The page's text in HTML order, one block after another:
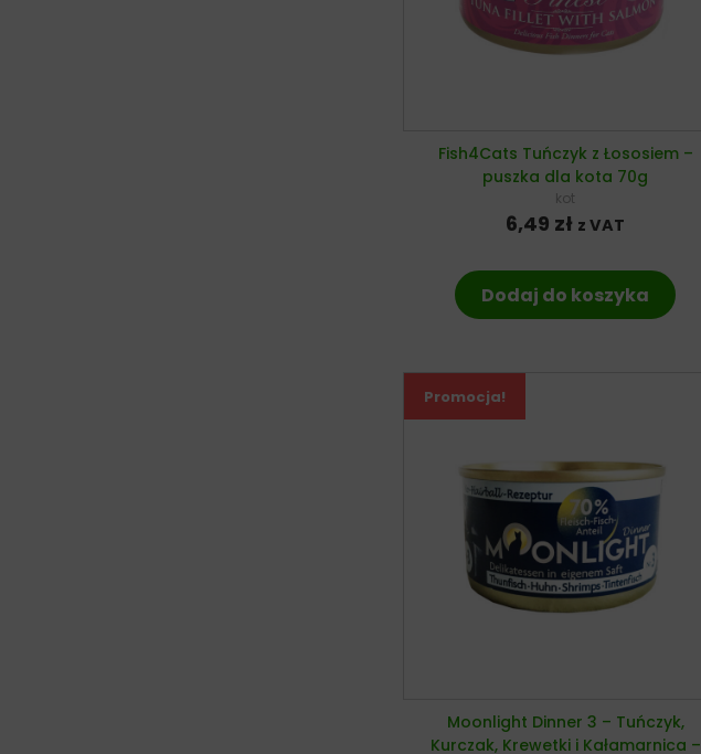
Fish4Cats Tuńczyk z Łososiem –
puszka dla kota 70g
kot
6,49 zł z VAT
Dodaj do koszyka
Promocja!
Moonlight Dinner 3 – Tuńczyk,
Kurczak, Krewetki i Kałamarnica –